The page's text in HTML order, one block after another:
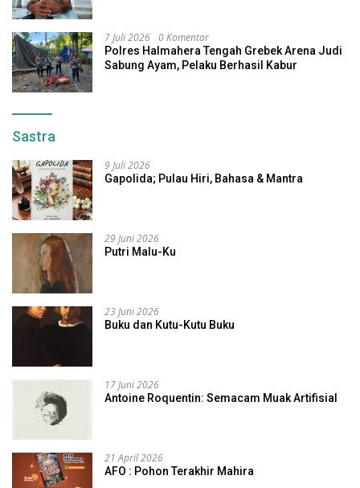
7 Juli 2026 0 Komentar
Polres Halmahera Tengah Grebek Arena Judi
Sabung Ayam, Pelaku Berhasil Kabur
Sastra
9 Juli 2026
Gapolida; Pulau Hiri, Bahasa & Mantra
29 Juni 2026
Putri Malu-Ku
23 Juni 2026
Buku dan Kutu-Kutu Buku
17 Juni 2026
Antoine Roquentin: Semacam Muak Artifisial
21 April 2026
AFO : Pohon Terakhir Mahira